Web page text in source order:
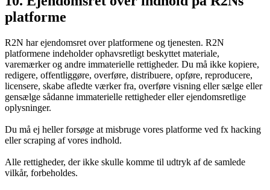
platforme
R2N har ejendomsret over platformene og tjenesten. R2N
platformene indeholder ophavsretligt beskyttet materiale,
varemærker og andre immaterielle rettigheder. Du må ikke kopiere,
redigere, offentliggøre, overføre, distribuere, opføre, reproducere,
licensere, skabe afledte værker fra, overføre visning eller sælge eller
gensælge sådanne immaterielle rettigheder eller ejendomsretlige
oplysninger.
Du må ej heller forsøge at misbruge vores platforme ved fx hacking
eller scraping af vores indhold.
Alle rettigheder, der ikke skulle komme til udtryk af de samlede
vilkår, forbeholdes.